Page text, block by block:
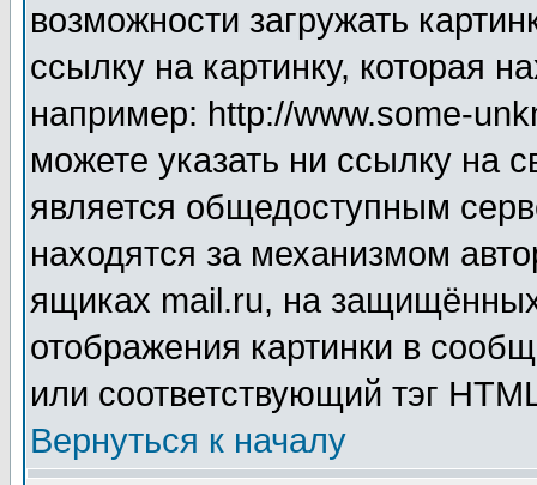
возможности загружать
ссылку на картинку, которая
например: http://www.some-
можете указать ни ссылку на
является общедоступным
находятся за механизмом
ящиках mail.ru, на
отображения картинки в
или соответствующий тэг
Вернуться к началу